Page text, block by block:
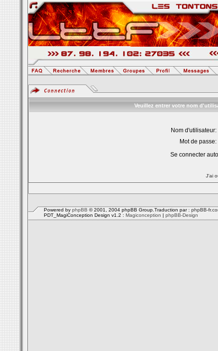
Veuillez entrer votre nom
Nom d'utilisateur:
Mot de passe:
Se connecter
J'ai
Powered by phpBB © 2001, 2004 phpBB Group.Traduction par : phpBB-
PDT_MagiConception Design v1.2 : Magiconception | phpBB-Design